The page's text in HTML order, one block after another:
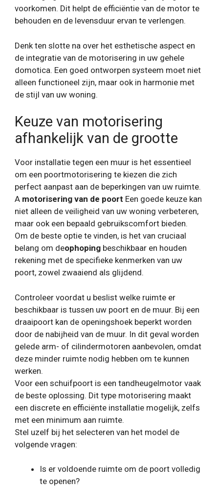
voorkomen. Dit helpt de efficiëntie van de motor te
behouden en de levensduur ervan te verlengen.
Denk ten slotte na over het esthetische aspect en
de integratie van de motorisering in uw gehele
domotica. Een goed ontworpen systeem moet niet
alleen functioneel zijn, maar ook in harmonie met
de stijl van uw woning.
Keuze van motorisering
afhankelijk van de grootte
Voor installatie tegen een muur is het essentieel
om een ​​poortmotorisering te kiezen die zich
perfect aanpast aan de beperkingen van uw ruimte.
A motorisering van de poort Een goede keuze kan
niet alleen de veiligheid van uw woning verbeteren,
maar ook een bepaald gebruikscomfort bieden.
Om de beste optie te vinden, is het van cruciaal
belang om deophoping beschikbaar en houden
rekening met de specifieke kenmerken van uw
poort, zowel zwaaiend als glijdend.
Controleer voordat u beslist welke ruimte er
beschikbaar is tussen uw poort en de muur. Bij een
draaipoort kan de openingshoek beperkt worden
door de nabijheid van de muur. In dit geval worden
gelede arm- of cilindermotoren aanbevolen, omdat
deze minder ruimte nodig hebben om te kunnen
werken.
Voor een schuifpoort is een tandheugelmotor vaak
de beste oplossing. Dit type motorisering maakt
een discrete en efficiënte installatie mogelijk, zelfs
met een minimum aan ruimte.
Stel uzelf bij het selecteren van het model de
volgende vragen:
Is er voldoende ruimte om de poort volledig
te openen?